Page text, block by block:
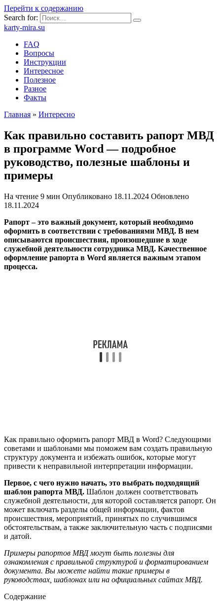
Перейти к содержанию
Search for:
karty-mira.su
FAQ
Вопросы
Инструкции
Интересное
Полезное
Разное
Факты
Главная » Интересно
Как правильно составить рапорт МВД
в программе Word — подробное
руководство, полезные шаблоны и
примеры
На чтение 9 мин Опубликовано 18.11.2024 Обновлено
18.11.2024
Рапорт – это важный документ, который необходимо
оформить в соответствии с требованиями МВД. В нем
описываются происшествия, произошедшие в ходе
служебной деятельности сотрудника МВД. Качественное
оформление рапорта в Word является важным этапом
процесса.
Как правильно оформить рапорт МВД в Word? Следующими
советами и шаблонами мы поможем вам создать правильную
структуру документа и избежать ошибок, которые могут
привести к неправильной интерпретации информации.
Первое, с чего нужно начать, это выбрать подходящий
шаблон рапорта МВД. Шаблон должен соответствовать
служебной деятельности, для которой составляется рапорт. Он
может включать разделы общей информации, фактов
происшествия, мероприятий, принятых по случившимся
обстоятельствам, а также заключительную часть с подписями
и датой.
Примеры рапортов МВД могут быть полезны для
ознакомления с правильной структурой и форматированием
документа. Вы можете найти такие примеры в
руководствах, шаблонах или на официальных сайтах МВД.
Содержание